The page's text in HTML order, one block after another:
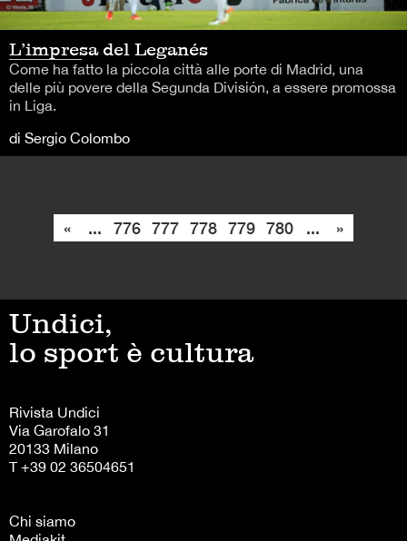
L’impresa del Leganés
Come ha fatto la piccola città alle porte di Madrid, una
delle più povere della Segunda División, a essere promossa
in Liga.
di Sergio Colombo
« ... 776 777 778 779 780 ... »
Undici,
lo sport è cultura
Rivista Undici
Via Garofalo 31
20133 Milano
T +39 02 36504651
Chi siamo